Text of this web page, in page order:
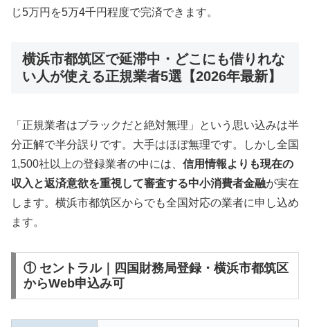
じ5万円を5万4千円程度で完済できます。
横浜市都筑区で延滞中・どこにも借りれな
い人が使える正規業者5選【2026年最新】
「正規業者はブラックだと絶対無理」という思い込みは半
分正解で半分誤りです。大手はほぼ無理です。しかし全国
1,500社以上の登録業者の中には、 信用情報よりも現在の
収入と返済意欲を重視して審査する中小消費者金融が実在
します。横浜市都筑区からでも全国対応の業者に申し込め
ます。
① セントラル｜四国財務局登録・横浜市都筑区
からWeb申込み可